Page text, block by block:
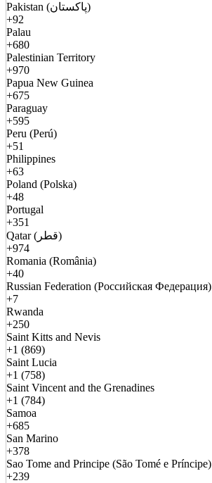
Pakistan (پاکستان)
+92
Palau
+680
Palestinian Territory
+970
Papua New Guinea
+675
Paraguay
+595
Peru (Perú)
+51
Philippines
+63
Poland (Polska)
+48
Portugal
+351
Qatar (قطر)
+974
Romania (România)
+40
Russian Federation (Российская Федерация)
+7
Rwanda
+250
Saint Kitts and Nevis
+1 (869)
Saint Lucia
+1 (758)
Saint Vincent and the Grenadines
+1 (784)
Samoa
+685
San Marino
+378
Sao Tome and Principe (São Tomé e Príncipe)
+239